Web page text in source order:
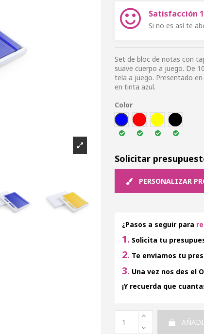
Satisfacción
Si no es así te
Set de bloc de notas con
suave cuerpo a juego. De
tela a juego. Presentado
en tinta azul.
Color
AZUL
ROJ AMA NEG
Solicitar
PERSONALIZAR
¿Pasos a seguir para
1. Solicita tu
2. Te enviamos tu
3. Una vez nos des el
¡Y recuerda que